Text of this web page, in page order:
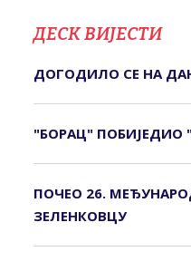
ДЕСК ВИЈЕСТИ
ДОГОДИЛО СЕ НА
"БОРАЦ" ПОБИЈЕДИО
ПОЧЕО 26.
ЗЕЛЕНКОВЦУ